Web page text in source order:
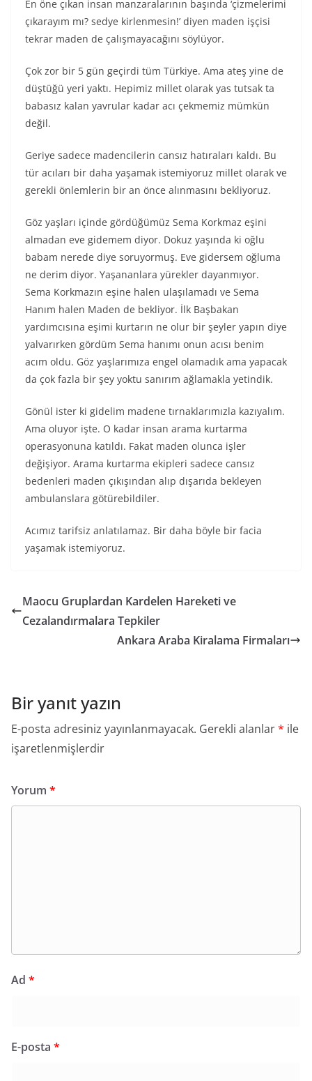
En öne çıkan insan manzaralarının başında ‘çizmelerimi
çıkarayım mı? sedye kirlenmesin!’ diyen maden işçisi
tekrar maden de çalışmayacağını söylüyor.
Çok zor bir 5 gün geçirdi tüm Türkiye. Ama ateş yine de
düştüğü yeri yaktı. Hepimiz millet olarak yas tutsak ta
babasız kalan yavrular kadar acı çekmemiz mümkün
değil.
Geriye sadece madencilerin cansız hatıraları kaldı. Bu
tür acıları bir daha yaşamak istemiyoruz millet olarak ve
gerekli önlemlerin bir an önce alınmasını bekliyoruz.
Göz yaşları içinde gördüğümüz Sema Korkmaz eşini
almadan eve gidemem diyor. Dokuz yaşında ki oğlu
babam nerede diye soruyormuş. Eve gidersem oğluma
ne derim diyor. Yaşananlara yürekler dayanmıyor.
Sema Korkmazın eşine halen ulaşılamadı ve Sema
Hanım halen Maden de bekliyor. İlk Başbakan
yardımcısına eşimi kurtarın ne olur bir şeyler yapın diye
yalvarırken gördüm Sema hanımı onun acısı benim
acım oldu. Göz yaşlarımıza engel olamadık ama yapacak
da çok fazla bir şey yoktu sanırım ağlamakla yetindik.
Gönül ister ki gidelim madene tırnaklarımızla kazıyalım.
Ama oluyor işte. O kadar insan arama kurtarma
operasyonuna katıldı. Fakat maden olunca işler
değişiyor. Arama kurtarma ekipleri sadece cansız
bedenleri maden çıkışından alıp dışarıda bekleyen
ambulanslara götürebildiler.
Acımız tarifsiz anlatılamaz. Bir daha böyle bir facia
yaşamak istemiyoruz.
Maocu Gruplardan Kardelen Hareketi ve
Cezalandırmalara Tepkiler
Ankara Araba Kiralama Firmaları
Bir yanıt yazın
E-posta adresiniz yayınlanmayacak. Gerekli alanlar* ile
işaretlenmişlerdir
Yorum *
Ad *
E-posta *